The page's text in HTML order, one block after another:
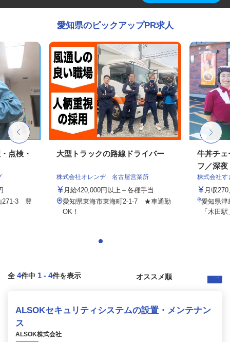
愛知県のピックアップPR求人
点検・
271-3 豊
大型トラックの路線ドライバー
株式会社オレンヂ 名古屋営業所
月給420,000円以上＋各種手当
愛知県東海市東海町2-1-7 ★車通勤
OK！
牛丼チェ
フ／深夜
株式会社
月収
愛知県津
「木田
全 4件中 1 - 4件を表示
ALSOKセキュリティシステムの設置・メンテナン
ス
ALSOK株式会社